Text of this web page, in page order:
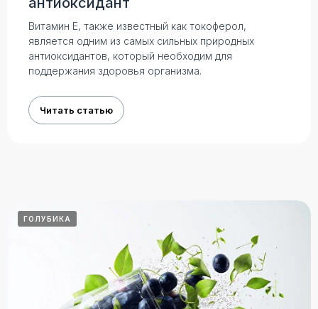
Витамин Е, также известный как токоферол,
является одним из самых сильных природных
антиоксидантов, который необходим для
поддержания здоровья организма.
Читать статью
ГОЛУБИКА
NATUREGREEN
Голубика Форте
Pepcam
Normogent
г. Алматы пр.
Райымбека 206В/2